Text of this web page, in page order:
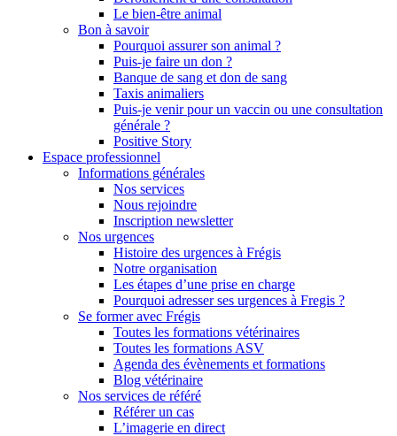
Le bien-être animal
Bon à savoir
Pourquoi assurer son animal ?
Puis-je faire un don ?
Banque de sang et don de sang
Taxis animaliers
Puis-je venir pour un vaccin ou une consultation
générale ?
Positive Story
Espace professionnel
Informations générales
Nos services
Nous rejoindre
Inscription newsletter
Nos urgences
Histoire des urgences à Frégis
Notre organisation
Les étapes d’une prise en charge
Pourquoi adresser ses urgences à Fregis ?
Se former avec Frégis
Toutes les formations vétérinaires
Toutes les formations ASV
Agenda des évènements et formations
Blog vétérinaire
Nos services de référé
Référer un cas
L’imagerie en direct